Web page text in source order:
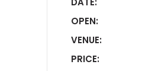
OPEN:
VENUE:
PRICE: